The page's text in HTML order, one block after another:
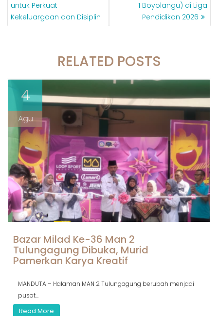
untuk Perkuat
Kekeluargaan dan Disiplin
1 Boyolangu) di Liga
Pendidikan 2026
RELATED POSTS
4
Agu
Bazar Milad Ke-36 Man 2
Tulungagung Dibuka, Murid
Pamerkan Karya Kreatif
MANDUTA – Halaman MAN 2 Tulungagung berubah menjadi
pusat...
Read More